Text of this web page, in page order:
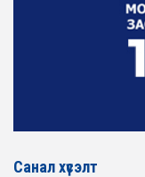
Санал хүсэлт